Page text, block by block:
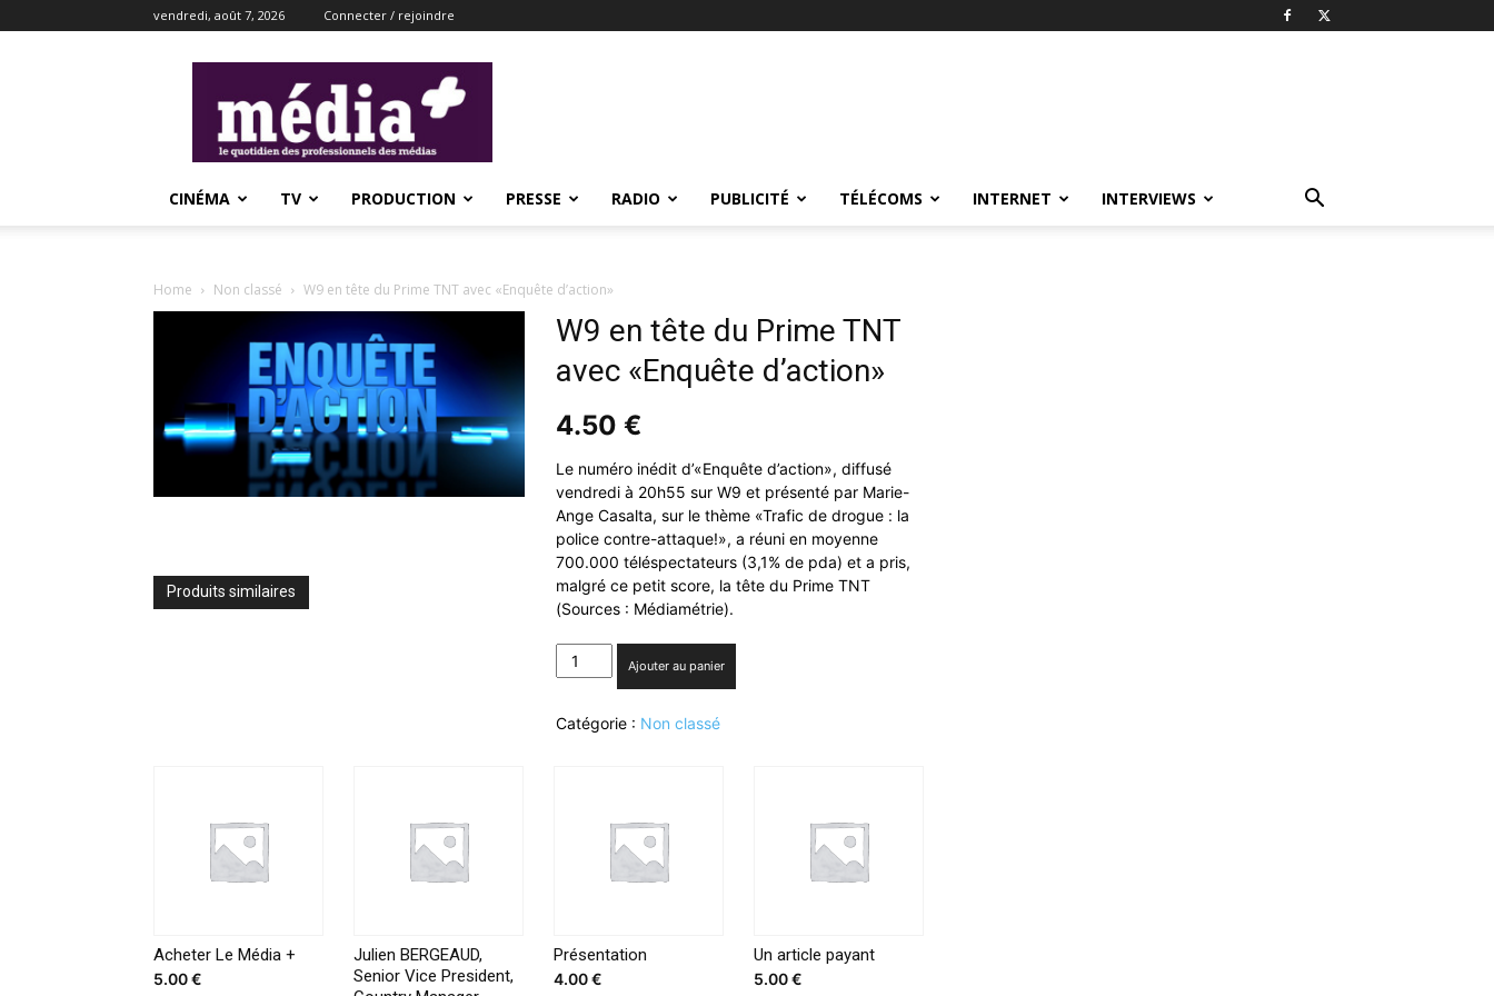
vendredi, août 7, 2026 Connecter / rejoindre
CINÉMA TV PRODUCTION PRESSE RADIO PUBLICITÉ TÉLÉCOMS INTERNET INTERVIEWS
Home Non classé W9 en tête du Prime TNT avec «Enquête d’action»
W9 en tête du Prime TNT
avec «Enquête d’action»
4.50 €
Le numéro inédit d’«Enquête d’action», diffusé
vendredi à 20h55 sur W9 et présenté par Marie-
Ange Casalta, sur le thème «Trafic de drogue : la
police contre-attaque!», a réuni en moyenne
700.000 téléspectateurs (3,1% de pda) et a pris,
malgré ce petit score, la tête du Prime TNT
(Sources : Médiamétrie).
quantité
de
en
d’action»
Ajouter au panier
Catégorie : Non classé
Produits similaires
Acheter Le Média +
5.00€
Julien BERGEAUD,
Senior Vice President,
Présentation
4.00€
Un article payant
5.00€